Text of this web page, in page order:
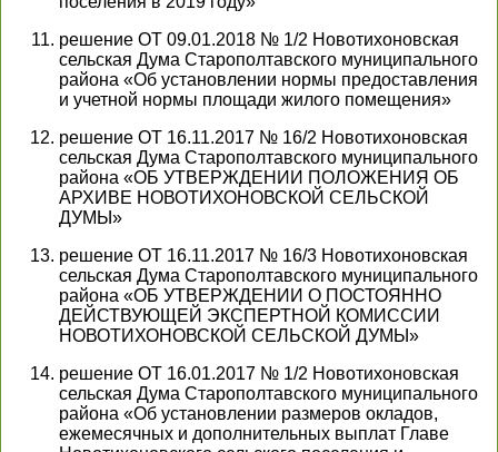
решение ОТ 09.01.2018 № 1/2 Новотихоновская
сельская Дума Старополтавского муниципального
района «Об установлении нормы предоставления
и учетной нормы площади жилого помещения»
решение ОТ 16.11.2017 № 16/2 Новотихоновская
сельская Дума Старополтавского муниципального
района «ОБ УТВЕРЖДЕНИИ ПОЛОЖЕНИЯ ОБ
АРХИВЕ НОВОТИХОНОВСКОЙ СЕЛЬСКОЙ
ДУМЫ»
решение ОТ 16.11.2017 № 16/3 Новотихоновская
сельская Дума Старополтавского муниципального
района «ОБ УТВЕРЖДЕНИИ О ПОСТОЯННО
ДЕЙСТВУЮЩЕЙ ЭКСПЕРТНОЙ КОМИССИИ
НОВОТИХОНОВСКОЙ СЕЛЬСКОЙ ДУМЫ»
решение ОТ 16.01.2017 № 1/2 Новотихоновская
сельская Дума Старополтавского муниципального
района «Об установлении размеров окладов,
ежемесячных и дополнительных выплат Главе